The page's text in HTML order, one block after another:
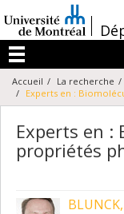
au
contenu
/
Menu
Accueil La recherche
Experts en :
Experts en :
propriétés